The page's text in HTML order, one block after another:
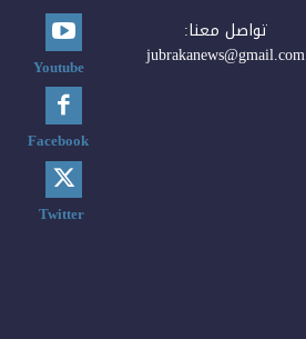
تواصل معنا:
jubrakanews@gmail.com
Youtube
Facebook
Twitter